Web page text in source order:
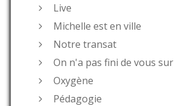
Live
Michelle est en ville
Notre transat
On n'a pas fini de vous
Oxygène
Pédagogie